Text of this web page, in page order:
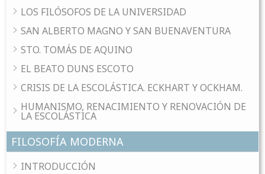
LOS FILÓSOFOS DE LA UNIVERSIDAD
SAN ALBERTO MAGNO Y SAN BUENAVENTURA
STO. TOMÁS DE AQUINO
EL BEATO DUNS ESCOTO
CRISIS DE LA ESCOLÁSTICA. ECKHART Y OCKHAM.
HUMANISMO, RENACIMIENTO Y RENOVACIÓN DE
LA ESCOLÁSTICA
FILOSOFÍA MODERNA
INTRODUCCIÓN